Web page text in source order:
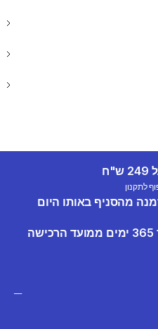
לתקנון
מהסניף באותו היום